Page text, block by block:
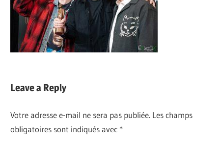
Leave a Reply
Votre adresse e-mail ne sera pas publiée. Les champs
obligatoires sont indiqués avec *